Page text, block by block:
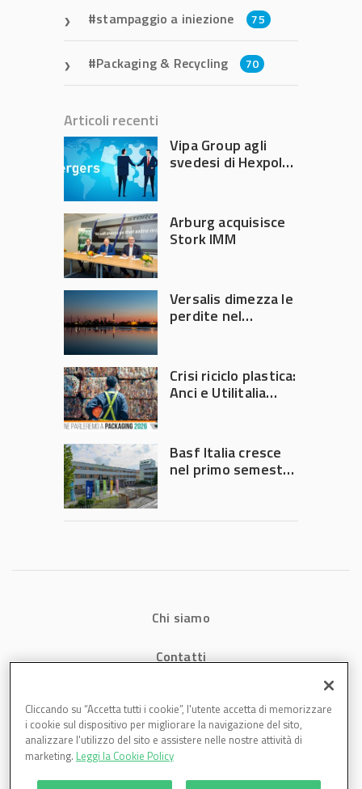
stampaggio a iniezione 75
Packaging & Recycling 70
Articoli recenti
Vipa Group agli
svedesi di Hexpol
Arburg acquisisce
Stork IMM
Versalis dimezza le
perdite nel
Crisi riciclo plastica:
Anci e Utilitalia
Governo
Basf Italia cresce
nel primo semestre
Chi siamo
Contatti
Cookies
Cliccando su “Accetta tutti i cookie”, l'utente accetta di memorizzare
i cookie sul dispositivo per migliorare la navigazione del sito,
analizzare l'utilizzo del sito e assistere nelle nostre attività di
marketing. Leggi la Cookie Policy